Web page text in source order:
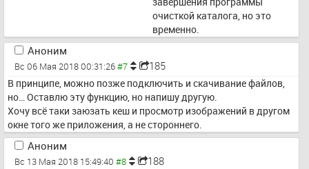
очисткой каталога, но это
временно.
Аноним
Вс 06 Мая 2018 00:31:26 185
В принципе, можно позже подключить и скачивание файлов,
но… Оставлю эту функцию, но напишу другую.
Хочу всё таки заюзать кеш и просмотр изображений в другом
окне того же приложения, а не стороннего.
Аноним
Вс 13 Мая 2018 15:49:40 188